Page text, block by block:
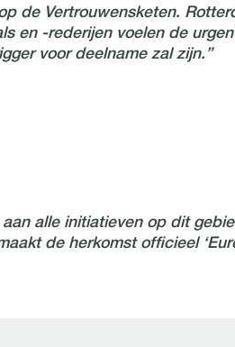
de Vertrouwensketen.
en -rederijen voelen de
voor deelname zal zijn.”
alle initiatieven op dit
de herkomst officieel